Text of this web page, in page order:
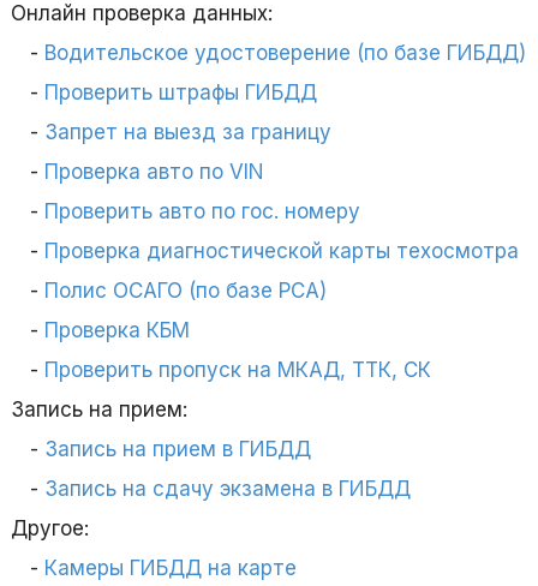
Онлайн проверка данных:
Водительское удостоверение (по базе ГИБДД)
Проверить штрафы ГИБДД
Запрет на выезд за границу
Проверка авто по VIN
Проверить авто по гос. номеру
Проверка диагностической карты техосмотра
Полис ОСАГО (по базе РСА)
Проверка КБМ
Проверить пропуск на МКАД, ТТК, СК
Запись на прием:
Запись на прием в ГИБДД
Запись на сдачу экзамена в ГИБДД
Другое:
Камеры ГИБДД на карте